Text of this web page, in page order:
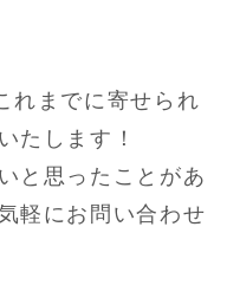
れまでに寄せられ
たします！
と思ったことがあ
軽にお問い合わせ